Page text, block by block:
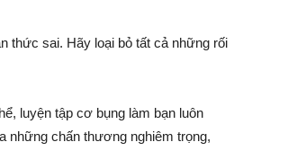
thức sai. Hãy loại bỏ tất cả những rối
luyện tập cơ bụng làm bạn luôn
những chấn thương nghiêm trọng,